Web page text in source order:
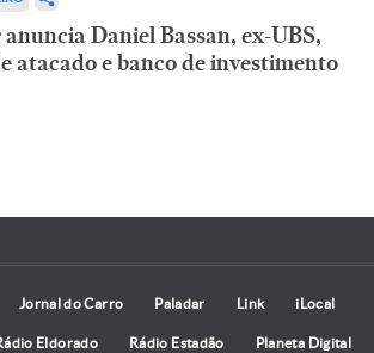
Daniel Bassan, ex-UBS,
atacado e banco de investimento
Jornal do Carro Paladar Link iLocal
Eldorado Rádio Estadão Planeta Digital